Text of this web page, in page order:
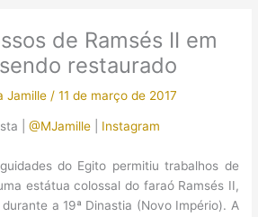
de Ramsés II em
restaurado
Jamille /11 de março de 2017
|@MJamille Instagram
do Egito permitiu trabalhos de
estátua colossal do faraó Ramsés II,
a 19ª Dinastia (Novo Império). A